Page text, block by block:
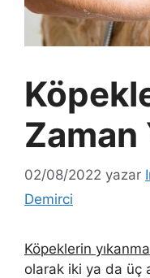
Zaman
02/08/2022 yazar
Demirci
Köpeklerin
olarak iki ya da üç